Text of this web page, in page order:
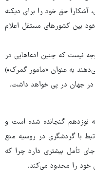
آشکارا حق خود را برای دیکته
بین کشورهای مستقل اعلام
نیست که چنین ادعاهایی در
به عنوان «مامور گمرک»)
در جهان در پی خواهد داشت.
نوزدهم گنجانده شده است و
با گردشگری در روسیه منع
تأمل بیشتری دارد چرا که
خود را محدود می‌کند.